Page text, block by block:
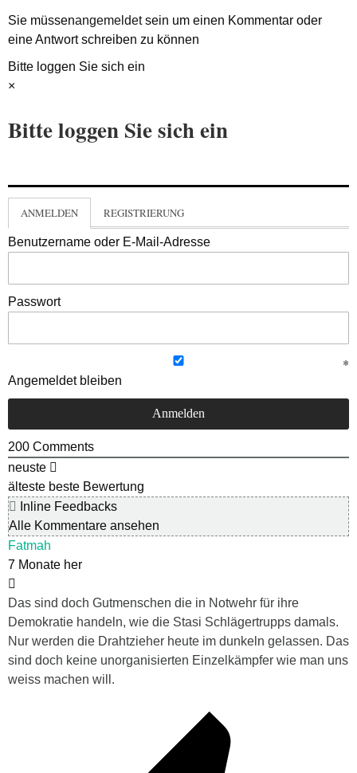
Sie müssenangemeldetsein um einen Kommentar oder
eine Antwort schreiben zu können
Bitte loggen Sie sich ein
×
Bitte loggen Sie sich ein
ANMELDEN REGISTRIERUNG
Benutzername oder E-Mail-Adresse
Passwort
Angemeldet bleiben
200 Comments
neuste
älteste beste Bewertung
Inline Feedbacks
Alle Kommentare ansehen
Fatmah
7 Monate her
Das sind doch Gutmenschen die in Notwehr für ihre
Demokratie handeln, wie die Stasi Schlägertrupps damals.
Nur werden die Drahtzieher heute im dunkeln gelassen. Das
sind doch keine unorganisierten Einzelkämpfer wie man uns
weiss machen will.